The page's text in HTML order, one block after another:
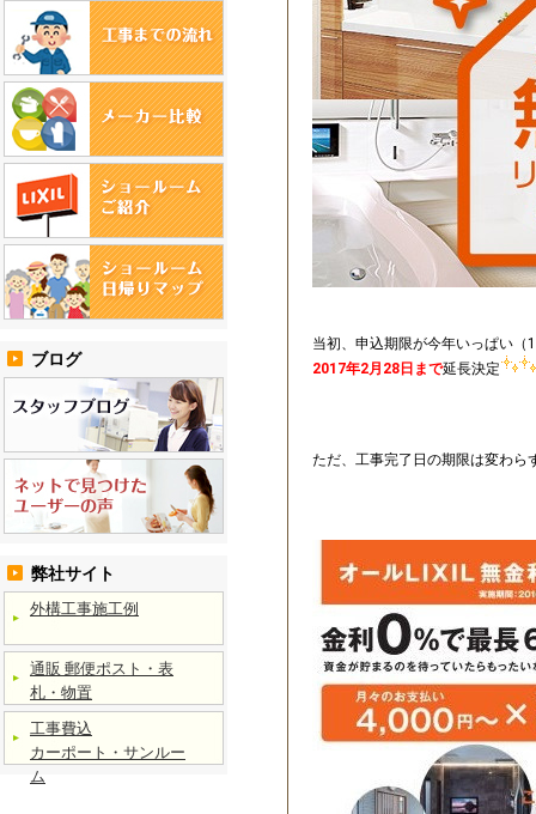
当初、申込期限が今年いっぱい
2017年2月28日まで延長決定
ただ、工事完了日の期限は変わら
ブログ
弊社サイト
外構工事施工例
通販 郵便ポスト・表
札・物置
工事費込
カーポート・サンルー
ム